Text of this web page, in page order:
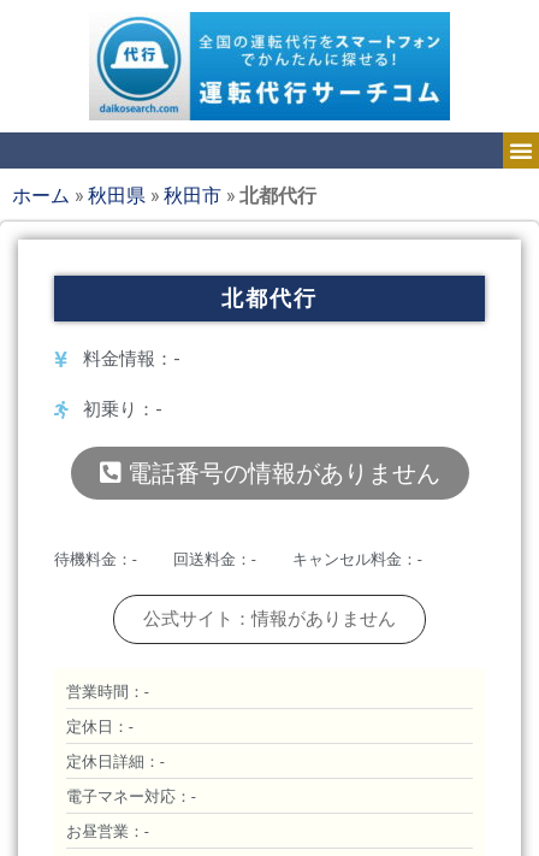
ホーム »秋田県 »秋田市 »北都代行
北都代行
料金情報：-
初乗り：-
電話番号の情報がありません
待機料金：- 回送料金：- キャンセル料金：-
公式サイト：情報がありません
営業時間：-
定休日：-
定休日詳細：-
電子マネー対応：-
お昼営業：-